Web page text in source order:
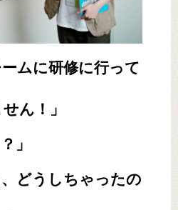
ムに研修に行って
ん！」
」
どうしちゃったの